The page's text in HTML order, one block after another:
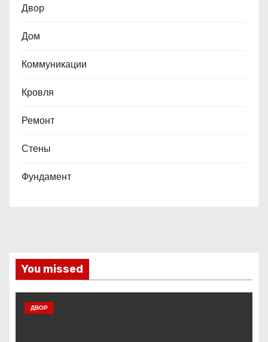
Двор
Дом
Коммуникации
Кровля
Ремонт
Стены
Фундамент
You missed
ДВОР